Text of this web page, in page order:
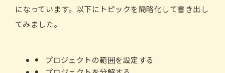
になっています。以下にトピックを簡略化して書き出し
てみました。
プロジェクトの範囲を設定する